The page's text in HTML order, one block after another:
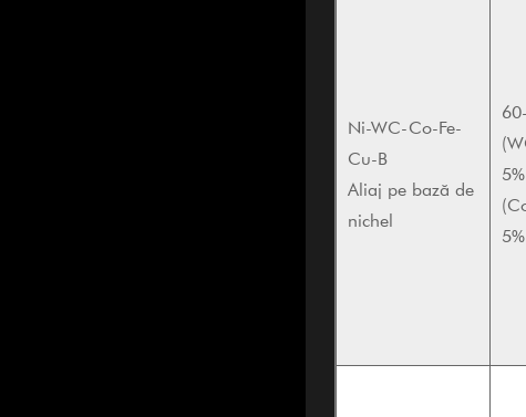
Ni-WC-Co-Fe-
Cu-B
Aliaj pe bază de
nichel
5%
5%